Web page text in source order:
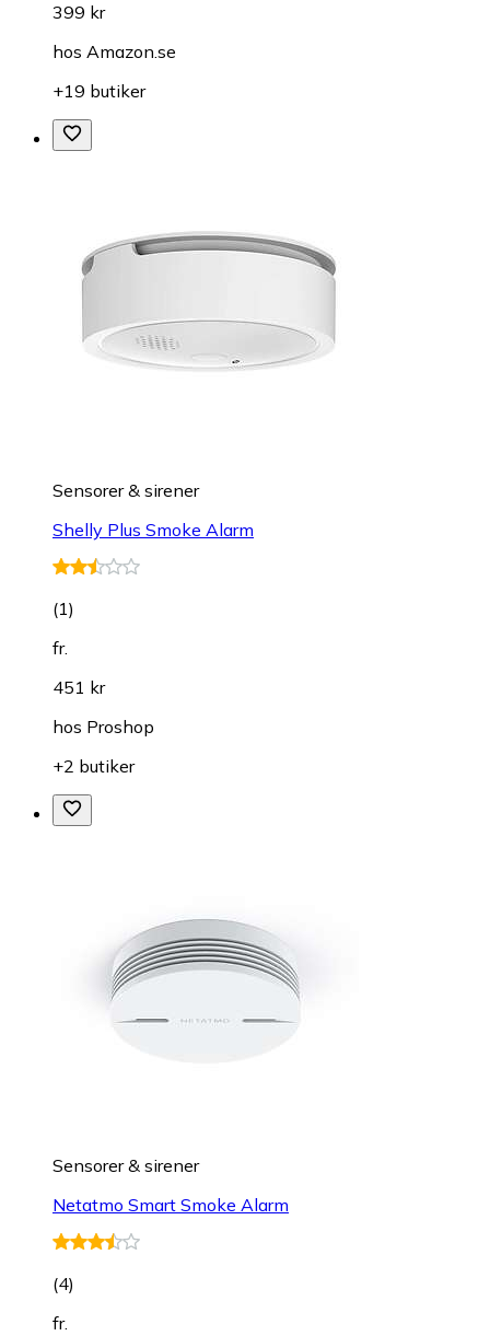
399 kr
hos Amazon.se
+19 butiker
Sensorer & sirener
Shelly Plus Smoke Alarm
(1)
fr.
451 kr
hos Proshop
+2 butiker
Sensorer & sirener
Netatmo Smart Smoke Alarm
(4)
fr.